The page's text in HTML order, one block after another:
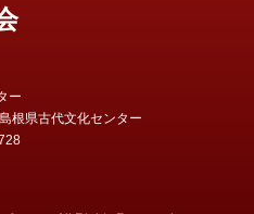
ー
根県古代文化センター